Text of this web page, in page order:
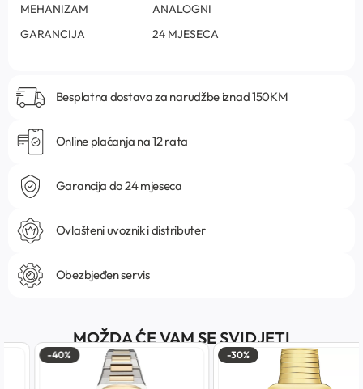
MEHANIZAM
ANALOGNI
GARANCIJA
24 MJESECA
Besplatna dostava za narudžbe iznad 150KM
Online plaćanja na 12 rata
Garancija do 24 mjeseca
Ovlašteni uvoznik i distributer
Obezbjeđen servis
MOŽDA ĆE VAM SE SVIDJETI
-40% -30%